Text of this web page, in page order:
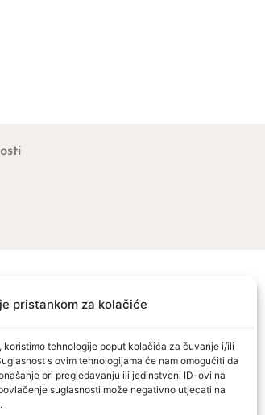
pristankom za kolačiće
koristimo tehnologije poput kolačića za čuvanje i/ili
s ovim tehnologijama će nam omogućiti da
pri pregledavanju ili jedinstveni ID-ovi na
suglasnosti može negativno utjecati na